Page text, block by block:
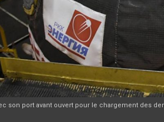
son port avant ouvert pour le chargement des